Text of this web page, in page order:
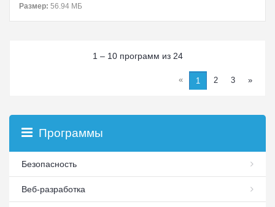
Размер: 56.94 МБ
1 – 10 программ из 24
« 1 2 3 »
Программы
Безопасность
Веб-разработка